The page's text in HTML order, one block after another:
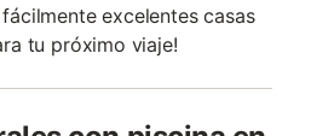
excelentes casas
tu próximo viaje!